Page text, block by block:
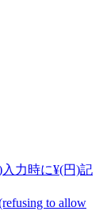
力時に¥(円)記
to allow